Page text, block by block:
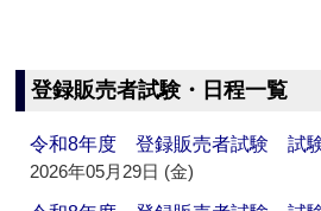
登録販売者試験・日程一覧
令和8年度 登録販売者試験 試
2026年05月29日 (金)